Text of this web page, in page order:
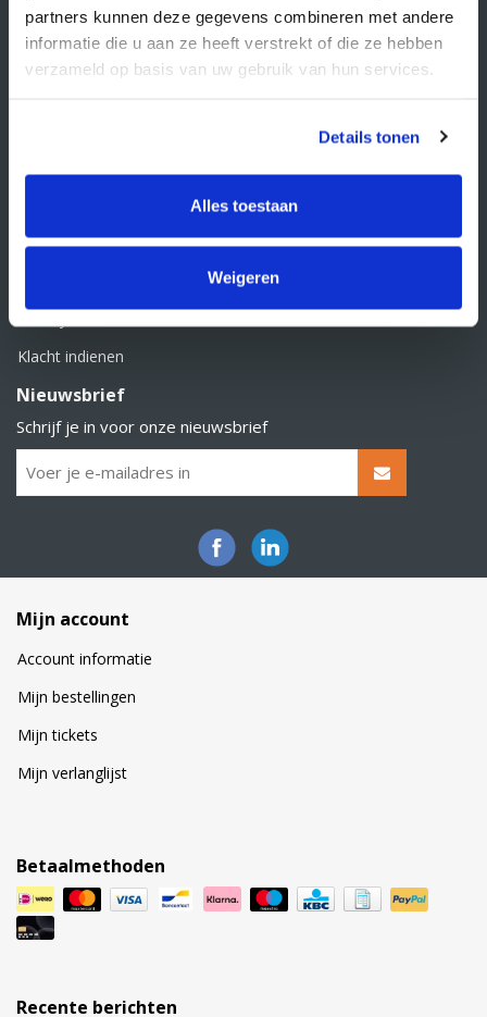
partners kunnen deze gegevens combineren met andere
informatie die u aan ze heeft verstrekt of die ze hebben
verzameld op basis van uw gebruik van hun services.
Details tonen
Alles toestaan
Weigeren
KvK nummer: 66384737
Retourbeleid
Klacht indienen
Nieuwsbrief
Schrijf je in voor onze nieuwsbrief
Mijn account
Account informatie
Mijn bestellingen
Mijn tickets
Mijn verlanglijst
Betaalmethoden
Recente berichten